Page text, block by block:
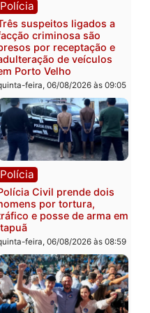
Polícia
Jovem é encontrado
na Rua dos Cravos e
é investigado pela
em RO
quinta-feira, 06/08/2026 às
Polícia
Três suspeitos ligados a
facção criminosa são
presos por receptação e
adulteração de veículos
em Porto Velho
quinta-feira, 06/08/2026 às